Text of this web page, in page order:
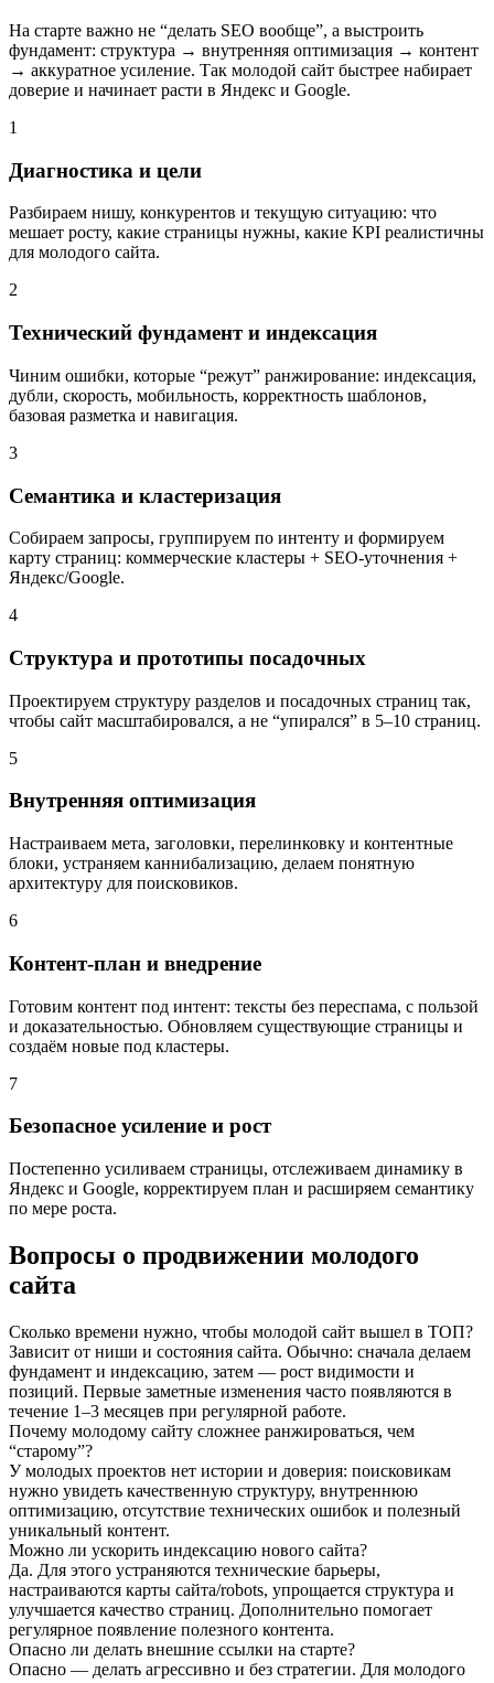
На старте важно не “делать SEO вообще”, а выстроить
фундамент: структура → внутренняя оптимизация → контент
→ аккуратное усиление. Так молодой сайт быстрее набирает
доверие и начинает расти в Яндекс и Google.
1
Диагностика и цели
Разбираем нишу, конкурентов и текущую ситуацию: что
мешает росту, какие страницы нужны, какие KPI реалистичны
для молодого сайта.
2
Технический фундамент и индексация
Чиним ошибки, которые “режут” ранжирование: индексация,
дубли, скорость, мобильность, корректность шаблонов,
базовая разметка и навигация.
3
Семантика и кластеризация
Собираем запросы, группируем по интенту и формируем
карту страниц: коммерческие кластеры + SEO-уточнения +
Яндекс/Google.
4
Структура и прототипы посадочных
Проектируем структуру разделов и посадочных страниц так,
чтобы сайт масштабировался, а не “упирался” в 5–10 страниц.
5
Внутренняя оптимизация
Настраиваем мета, заголовки, перелинковку и контентные
блоки, устраняем каннибализацию, делаем понятную
архитектуру для поисковиков.
6
Контент-план и внедрение
Готовим контент под интент: тексты без переспама, с пользой
и доказательностью. Обновляем существующие страницы и
создаём новые под кластеры.
7
Безопасное усиление и рост
Постепенно усиливаем страницы, отслеживаем динамику в
Яндекс и Google, корректируем план и расширяем семантику
по мере роста.
Вопросы о продвижении молодого
сайта
Сколько времени нужно, чтобы молодой сайт вышел в ТОП?
Зависит от ниши и состояния сайта. Обычно: сначала делаем
фундамент и индексацию, затем — рост видимости и
позиций. Первые заметные изменения часто появляются в
течение 1–3 месяцев при регулярной работе.
Почему молодому сайту сложнее ранжироваться, чем
“старому”?
У молодых проектов нет истории и доверия: поисковикам
нужно увидеть качественную структуру, внутреннюю
оптимизацию, отсутствие технических ошибок и полезный
уникальный контент.
Можно ли ускорить индексацию нового сайта?
Да. Для этого устраняются технические барьеры,
настраиваются карты сайта/robots, упрощается структура и
улучшается качество страниц. Дополнительно помогает
регулярное появление полезного контента.
Опасно ли делать внешние ссылки на старте?
Опасно — делать агрессивно и без стратегии. Для молодого